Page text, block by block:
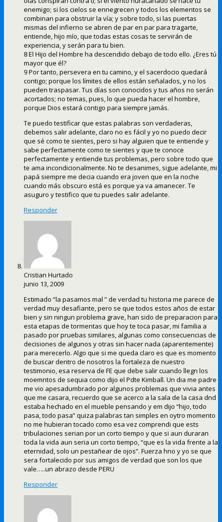
enemigo; si los cielos se ennegrecen y todos los elementos se
combinan para obstruir la vía; y sobre todo, si las puertas
mismas del infierno se abren de par en par para tragarte,
entiende, hijo mío, que todas estas cosas te servirán de
experiencia, y serán para tu bien.
8 El Hijo del Hombre ha descendido debajo de todo ello. ¿Eres tú
mayor que él?
9 Por tanto, persevera en tu camino, y el sacerdocio quedará
contigo; porque los límites de ellos están señalados, y no los
pueden traspasar. Tus días son conocidos y tus años no serán
acortados; no temas, pues, lo que pueda hacer el hombre,
porque Dios estará contigo para siempre jamás.
Te puedo testificar que estas palabras son verdaderas,
debemos salir adelante, claro no es fácil y yo no puedo decir
que sé como te sientes, pero si hay alguien que te entiende y
sabe perfectamente como te sientes y que te conoce
perfectamente y entiende tus problemas, pero sobre todo que
te ama incondicionalmente. No te desanimes, sigue adelante, mi
papá siempre me decia cuando era joven que en la noche
cuando más obscuro está es porque ya va amanecer. Te
asuguro y testifico que tu puedes salir adelante.
Responder
Cristian Hurtado
junio 13, 2009
Estimado “la pasamos mal ” de verdad tu historia me parece de
verdad muy desafiante, pero se que todos estos años de estar
bien y sin ningun problema grave, han sido de preparacion para
esta etapas de tormentas que hoy te toca pasar, mi familia a
pasado por pruebas similares, algunas como consecuencias de
decisiones de algunos y otras sin hacer nada (aparentemente)
para merecerlo. Algo que si me queda claro es que es momento
de buscar dentro de nosotros la fortaleza de nuestro
testimonio, esa reserva de FE que debe salir cuando llegn los
moemntos de sequia como dijo el Pdte Kimball. Un dia me padre
me vio apesadumbrado por algunos problemas que vivia antes
que me casara, recuerdo que se acerco a la sala de la casa dnd
estaba hechado en el mueble pensando y em dijo “hijo, todo
pasa, todo pasa” quiza palabras tan simples en oytro momento
no me hubieran tocado como esa vez comprendi que ests
tribulaciones serian por un corto tiempo y que si aun duraran
toda la vida aun seria un corto tiempo, “que es la vida frente a la
eternidad, solo un pestañear de ojos”. Fuerza hno y yo se que
sera fortalecido por sus amigos de verdad que son los que
vale…..un abrazo desde PERU
Responder